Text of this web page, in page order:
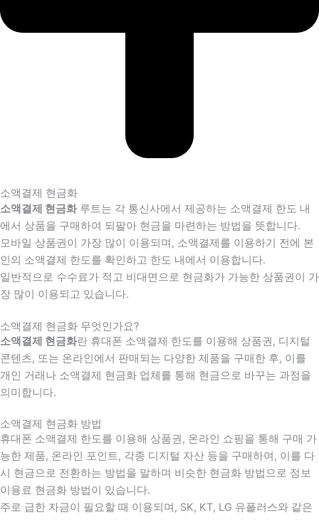
소액결제 현금화
소액결제 현금화루트는 각 통신사에서 제공하는 소액결제 한도 내
에서 상품을 구매하여 되팔아 현금을 마련하는 방법을 뜻합니다.
모바일 상품권이 가장 많이 이용되며, 소액결제를 이용하기 전에 본
인의 소액결제 한도를 확인하고 한도 내에서 이용합니다.
일반적으로 수수료가 적고 비대면으로 현금화가 가능한 상품권이 가
장 많이 이용되고 있습니다.
소액결제 현금화 무엇인가요?
소액결제 현금화란 휴대폰 소액결제 한도를 이용해 상품권, 디지털
콘텐츠, 또는 온라인에서 판매되는 다양한 제품을 구매한 후, 이를
개인 거래나 소액결제 현금화 업체를 통해 현금으로 바꾸는 과정을
의미합니다.
소액결제 현금화 방법
휴대폰 소액결제 한도를 이용해 상품권, 온라인 쇼핑을 통해 구매 가
능한 제품, 온라인 포인트, 각종 디지털 자산 등을 구매하여, 이를 다
시 현금으로 전환하는 방법을 말하며 비슷한 현금화 방법으로 정보
이용료 현금화 방법이 있습니다.
주로 급한 자금이 필요할 때 이용되며, SK, KT, LG 유플러스와 같은